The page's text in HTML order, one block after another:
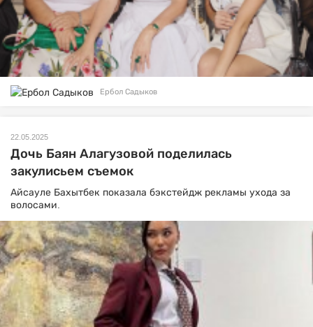
Ербол Садыков
22.05.2025
Дочь Баян Алагузовой поделилась
закулисьем съемок
Айсауле Бахытбек показала бэкстейдж рекламы ухода за
волосами.